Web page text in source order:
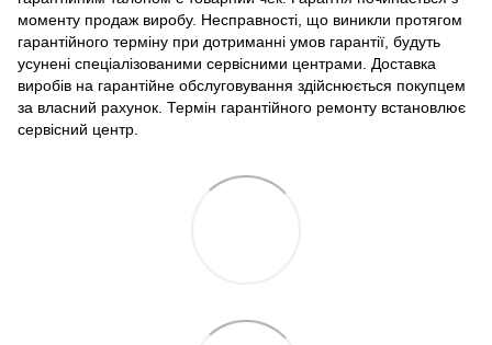
моменту продаж виробу. Несправності, що виникли протягом
гарантійного терміну при дотриманні умов гарантії, будуть
усунені спеціалізованими сервісними центрами. Доставка
виробів на гарантійне обслуговування здійснюється покупцем
за власний рахунок. Термін гарантійного ремонту встановлює
сервісний центр.